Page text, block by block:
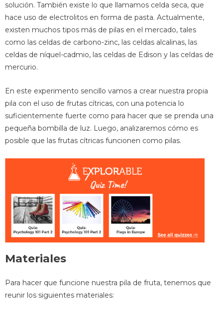
solución. También existe lo que llamamos celda seca, que
hace uso de electrolitos en forma de pasta. Actualmente,
existen muchos tipos más de pilas en el mercado, tales
como las celdas de carbono-zinc, las celdas alcalinas, las
celdas de níquel-cadmio, las celdas de Edison y las celdas de
mercurio.
En este experimento sencillo vamos a crear nuestra propia
pila con el uso de frutas cítricas, con una potencia lo
suficientemente fuerte como para hacer que se prenda una
pequeña bombilla de luz. Luego, analizaremos cómo es
posible que las frutas cítricas funcionen como pilas.
Materiales
Para hacer que funcione nuestra pila de fruta, tenemos que
reunir los siguientes materiales: